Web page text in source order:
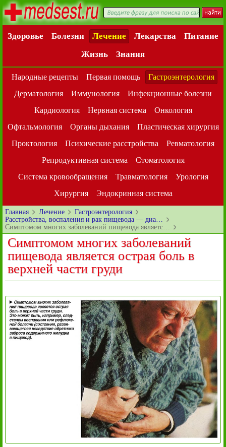
Здоровье Болезни Лечение Лекарства
Питание
Жизнь
Знания
Народные рецепты Первая помощь
Гастроэнтерология
Дерматология
Иммунология
Инфекционные болезни
Кардиология
Нервная система
Онкология
Офтальмология
Органы дыхания
Пластическая хирургия
Проктология
Психические расстройства
Ревматология
Репродуктивная система
Стоматология
Система кровообращения
Травматология
Урология
Хирургия
Эндокринная система
Главная Лечение
Гастроэнтерология
Расстройства, воспаления и рак пищевода — диа…
Симптомом многих заболеваний пищевода являетс…
Симптомом многих заболеваний
пищевода является острая боль в
верхней части груди